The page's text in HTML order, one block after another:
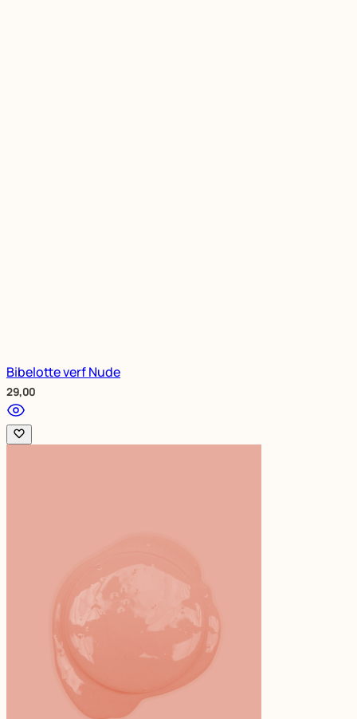
Bibelotte verf Nude
29,00